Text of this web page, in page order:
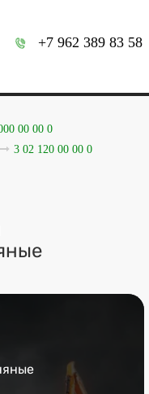
+7 962 389 83 58
00 00 0
3 02 120 00 00 0